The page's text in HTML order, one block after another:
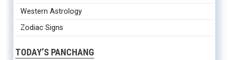
Western Astrology
Zodiac Signs
TODAY’S PANCHANG